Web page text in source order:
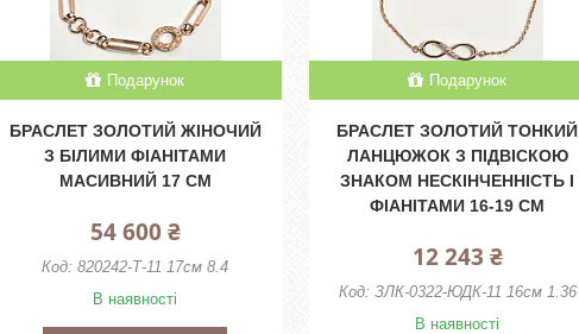
Подарунок
БРАСЛЕТ ЗОЛОТИЙ ЖІНОЧИЙ
З БІЛИМИ ФІАНІТАМИ
МАСИВНИЙ 17 СМ
54 600 ₴
820242-Т-11 17см 8.4
В наявності
Подарунок
БРАСЛЕТ ЗОЛОТИЙ ТОНКИЙ
ЛАНЦЮЖОК З ПІДВІСКОЮ
ЗНАКОМ НЕСКІНЧЕННІСТЬ І
ФІАНІТАМИ 16-19 СМ
12 243 ₴
ЗЛК-0322-ЮДК-11 16см 1.36
В наявності